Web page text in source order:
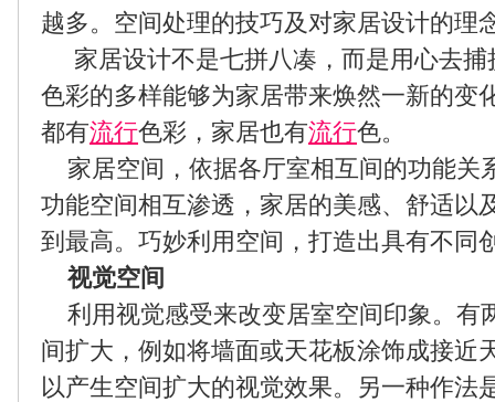
越多。空间处理的技巧及对家居设计的理
家居设计不是七拼八凑，而是用心去捕
色彩的多样能够为家居带来焕然一新的变
都有流行色彩，家居也有流行色。
家居空间，依据各厅室相互间的功能关
功能空间相互渗透，家居的美感、舒适以
到最高。巧妙利用空间，打造出具有不同
视觉空间
利用视觉感受来改变居室空间印象。有
间扩大，例如将墙面或天花板涂饰成接近
以产生空间扩大的视觉效果。另一种作法